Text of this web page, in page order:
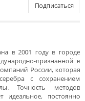
Подписаться
в 2001 году в городе
признанной в
России, которая
с сохранением
Точность методов
идеальное, постоянно